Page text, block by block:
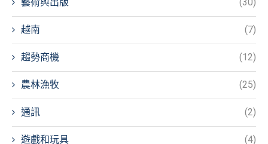
越南 (7)
趨勢商機 (12)
農林漁牧 (25)
通訊 (2)
遊戲和玩具 (4)